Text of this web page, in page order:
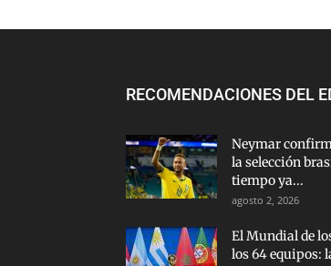
RECOMENDACIONES DEL
Neymar
la selección
tiempo ya...
agosto 2, 2026
El Mundial de
los 64 equipos: